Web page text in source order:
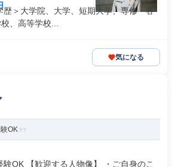
歴＞大学院、大学、短期大学、専修・各
、高等学校...
気になる
OK
OK 【歓迎する人物像】 ・ご自身のこ